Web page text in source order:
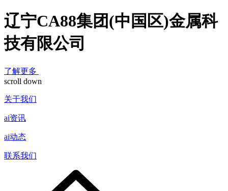
辽宁CA88集团(中国区)金属科
技有限公司
了解更多
scroll down
关于我们
ai资讯
ai动态
联系我们